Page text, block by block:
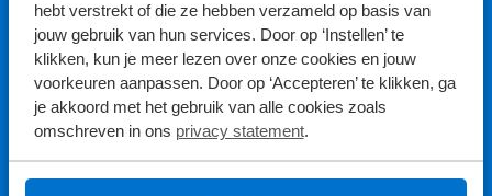
hebt verstrekt of die ze hebben verzameld op basis van
jouw gebruik van hun services. Door op ‘Instellen’ te
klikken, kun je meer lezen over onze cookies en jouw
voorkeuren aanpassen. Door op ‘Accepteren’ te klikken, ga
je akkoord met het gebruik van alle cookies zoals
omschreven in ons privacy statement.
Aanschaf
Auto's
Bedrijfswagens
Onderhoud & Service